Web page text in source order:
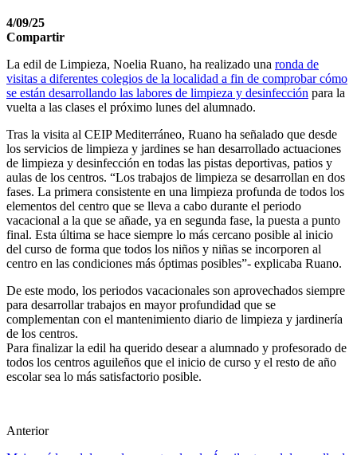
4/09/25
Compartir
La edil de Limpieza, Noelia Ruano, ha realizado una ronda de
visitas a diferentes colegios de la localidad a fin de comprobar cómo
se están desarrollando las labores de limpieza y desinfección para la
vuelta a las clases el próximo lunes del alumnado.
Tras la visita al CEIP Mediterráneo, Ruano ha señalado que desde
los servicios de limpieza y jardines se han desarrollado actuaciones
de limpieza y desinfección en todas las pistas deportivas, patios y
aulas de los centros. “Los trabajos de limpieza se desarrollan en dos
fases. La primera consistente en una limpieza profunda de todos los
elementos del centro que se lleva a cabo durante el periodo
vacacional a la que se añade, ya en segunda fase, la puesta a punto
final. Esta última se hace siempre lo más cercano posible al inicio
del curso de forma que todos los niños y niñas se incorporen al
centro en las condiciones más óptimas posibles”- explicaba Ruano.
De este modo, los periodos vacacionales son aprovechados siempre
para desarrollar trabajos en mayor profundidad que se
complementan con el mantenimiento diario de limpieza y jardinería
de los centros.
Para finalizar la edil ha querido desear a alumnado y profesorado de
todos los centros aguileños que el inicio de curso y el resto de año
escolar sea lo más satisfactorio posible.
Anterior